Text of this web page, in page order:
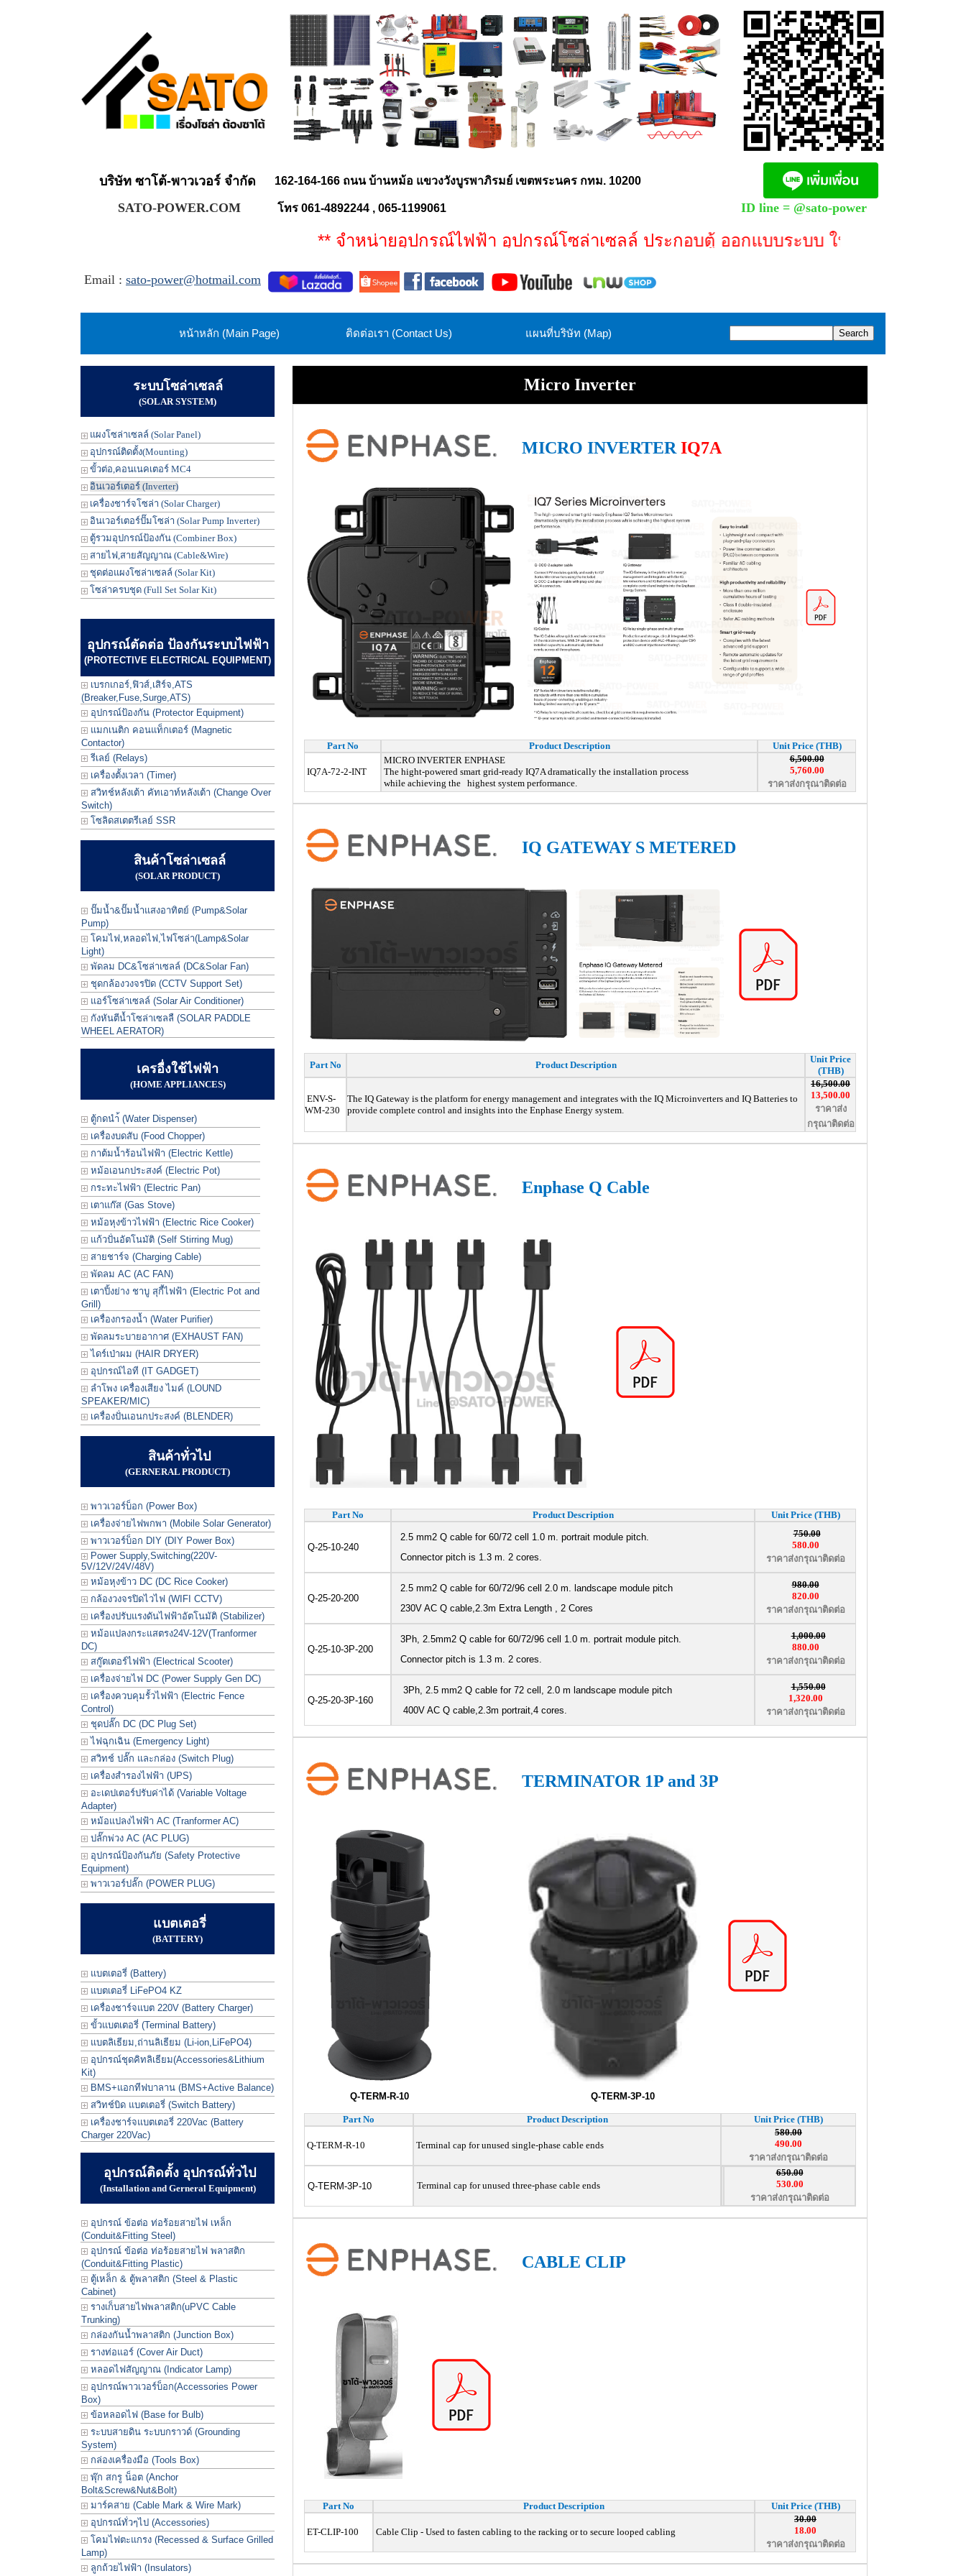
บริษัท ซาโต้-พาวเวอร์ จำกัด 162-164-166 ถนน บ้านหม้อ แขวงวังบูรพาภิรมย์ เขตพระนคร กทม. 10200
SATO-POWER.COM โทร 061-4892244 , 065-1199061 ID line = @sato-power
** จำหน่ายอุปกรณ์ไฟฟ้า อุปกรณ์โซล่าเซลล์ ประกอบตู้ ออกแบบระบบ ให้คำปรึกษา **
Email : sato-power@hotmail.com
หน้าหลัก (Main Page) ติดต่อเรา (Contact Us) แผนที่บริษัท (Map)
ระบบโซล่าเซลล์
(SOLAR SYSTEM)
แผงโซล่าเซลล์ (Solar Panel)
อุปกรณ์ติดตั้ง(Mounting)
ขั้วต่อ,คอนเนคเตอร์ MC4
อินเวอร์เตอร์ (Inverter)
เครื่องชาร์จโซล่า (Solar Charger)
อินเวอร์เตอร์ปั๊มโซล่า (Solar Pump Inverter)
ตู้รวมอุปกรณ์ป้องกัน (Combiner Box)
สายไฟ,สายสัญญาณ (Cable&Wire)
ชุดต่อแผงโซล่าเซลล์ (Solar Kit)
โซล่าครบชุด (Full Set Solar Kit)
อุปกรณ์ตัดต่อ ป้องกันระบบไฟฟ้า
(PROTECTIVE ELECTRICAL EQUIPMENT)
เบรกเกอร์,ฟิวส์,เสิร์จ,ATS
(Breaker,Fuse,Surge,ATS)
อุปกรณ์ป้องกัน (Protector Equipment)
แมกเนติก คอนแท็กเตอร์ (Magnetic
Contactor)
รีเลย์ (Relays)
เครื่องตั้งเวลา (Timer)
สวิทช์หลังเต้า คัทเอาท์หลังเต้า (Change Over
Switch)
โซลิดสเตตรีเลย์ SSR
สินค้าโซล่าเซลล์
(SOLAR PRODUCT)
ปั๊มน้ำ&ปั๊มน้ำแสงอาทิตย์ (Pump&Solar
Pump)
โคมไฟ,หลอดไฟ,ไฟโซล่า(Lamp&Solar
Light)
พัดลม DC&โซล่าเซลล์ (DC&Solar Fan)
ชุดกล้องวงจรปิด (CCTV Support Set)
แอร์โซล่าเซลล์ (Solar Air Conditioner)
กังหันตีน้ำโซล่าเซลลื (SOLAR PADDLE
WHEEL AERATOR)
เครอื่งใช้ไฟฟ้า
(HOME APPLIANCES)
ตู้กดนำ้ (Water Dispenser)
เครื่องบดสับ (Food Chopper)
กาต้มน้ำร้อนไฟฟ้า (Electric Kettle)
หม้อเอนกประสงค์ (Electric Pot)
กระทะไฟฟ้า (Electric Pan)
เตาแก๊ส (Gas Stove)
หม้อหุงข้าวไฟฟ้า (Electric Rice Cooker)
แก้วปั่นอัตโนมัติ (Self Stirring Mug)
สายชาร์จ (Charging Cable)
พัดลม AC (AC FAN)
เตาปิ้งย่าง ชาบู สุกี้ไฟฟ้า (Electric Pot and
Grill)
เครื่องกรองน้ำ (Water Purifier)
พัดลมระบายอากาศ (EXHAUST FAN)
ไดร์เป่าผม (HAIR DRYER)
อุปกรณ์ไอที (IT GADGET)
ลำโพง เครื่องเสียง ไมค์ (LOUND
SPEAKER/MIC)
เครื่องปั่นเอนกประสงค์ (BLENDER)
สินค้าทั่วไป
(GERNERAL PRODUCT)
พาวเวอร์บ็อก (Power Box)
เครื่องจ่ายไฟพกพา (Mobile Solar Generator)
พาวเวอร์บ็อก DIY (DIY Power Box)
Power Supply,Switching(220V-
5V/12V/24V/48V)
หม้อหุงข้าว DC (DC Rice Cooker)
กล้องวงจรปิดไวไฟ (WIFI CCTV)
เครื่องปรับแรงดันไฟฟ้าอัตโนมัติ (Stabilizer)
หม้อแปลงกระแสตรง24V-12V(Tranformer
DC)
สกู๊ตเตอร์ไฟฟ้า (Electrical Scooter)
เครื่องจ่ายไฟ DC (Power Supply Gen DC)
เครื่องควบคุมรั้วไฟฟ้า (Electric Fence
Control)
ชุดปลั๊ก DC (DC Plug Set)
ไฟฉุกเฉิน (Emergency Light)
สวิทช์ ปลั๊ก และกล่อง (Switch Plug)
เครื่องสำรองไฟฟ้า (UPS)
อะเดปเตอร์ปรับค่าได้ (Variable Voltage
Adapter)
หม้อแปลงไฟฟ้า AC (Tranformer AC)
ปลั๊กพ่วง AC (AC PLUG)
อุปกรณ์ป้องกันภัย (Safety Protective
Equipment)
พาวเวอร์ปลั๊ก (POWER PLUG)
แบตเตอรี่
(BATTERY)
แบตเตอรี่ (Battery)
แบตเตอรี่ LiFePO4 KZ
เครื่องชาร์จแบต 220V (Battery Charger)
ขั้วแบตเตอรี่ (Terminal Battery)
แบตลิเธียม,ถ่านลิเธียม (Li-ion,LiFePO4)
อุปกรณ์ชุดคิทลิเธียม(Accessories&Lithium
Kit)
BMS+แอกทีฟบาลาน (BMS+Active Balance)
สวิทช์บิด แบตเตอรี่ (Switch Battery)
เครื่องชาร์จแบตเตอรี่ 220Vac (Battery
Charger 220Vac)
อุปกรณ์ติดตั้ง อุปกรณ์ทั่วไป
(Installation and Gerneral Equipment)
อุปกรณ์ ข้อต่อ ท่อร้อยสายไฟ เหล็ก
(Conduit&Fitting Steel)
อุปกรณ์ ข้อต่อ ท่อร้อยสายไฟ พลาสติก
(Conduit&Fitting Plastic)
ตู้เหล็ก & ตู้พลาสติก (Steel & Plastic
Cabinet)
รางเก็บสายไฟพลาสติก(uPVC Cable
Trunking)
กล่องกันน้ำพลาสติก (Junction Box)
รางท่อแอร์ (Cover Air Duct)
หลอดไฟสัญญาณ (Indicator Lamp)
อุปกรณ์พาวเวอร์บ็อก(Accessories Power
Box)
ข้อหลอดไฟ (Base for Bulb)
ระบบสายดิน ระบบกราวด์ (Grounding
System)
กล่องเครื่องมือ (Tools Box)
พุ๊ก สกรู น็อต (Anchor
Bolt&Screw&Nut&Bolt)
มาร์คสาย (Cable Mark & Wire Mark)
อุปกรณ์ทั่วๆไป (Accessories)
โคมไฟตะแกรง (Recessed & Surface Grilled
Lamp)
ลูกถ้วยไฟฟ้า (Insulators)
Micro Inverter
MICRO INVERTER IQ7A
Part No Product Description Unit Price (THB)
IQ7A-72-2-INT
MICRO INVERTER ENPHASE
The hight-powered smart grid-ready IQ7A dramatically the installation process
while achieving the highest system performance.
6,500.00
5,760.00
ราคาส่งกรุณาติดต่อ
IQ GATEWAY S METERED
Part No Product Description
Unit Price
(THB)
ENV-S-
WM-230
The IQ Gateway is the platform for energy management and integrates with the IQ Microinverters and IQ Batteries to
provide complete control and insights into the Enphase Energy system.
16,500.00
13,500.00
ราคาส่ง
กรุณาติดต่อ
Enphase Q Cable
Part No Product Description Unit Price (THB)
Q-25-10-240
2.5 mm2 Q cable for 60/72 cell 1.0 m. portrait module pitch.
Connector pitch is 1.3 m. 2 cores.
750.00
580.00
ราคาส่งกรุณาติดต่อ
Q-25-20-200
2.5 mm2 Q cable for 60/72/96 cell 2.0 m. landscape module pitch
230V AC Q cable,2.3m Extra Length , 2 Cores
980.00
820.00
ราคาส่งกรุณาติดต่อ
Q-25-10-3P-200
3Ph, 2.5mm2 Q cable for 60/72/96 cell 1.0 m. portrait module pitch.
Connector pitch is 1.3 m. 2 cores.
1,000.00
880.00
ราคาส่งกรุณาติดต่อ
Q-25-20-3P-160
3Ph, 2.5 mm2 Q cable for 72 cell, 2.0 m landscape module pitch
400V AC Q cable,2.3m portrait,4 cores.
1,550.00
1,320.00
ราคาส่งกรุณาติดต่อ
TERMINATOR 1P and 3P
Q-TERM-R-10 Q-TERM-3P-10
Part No Product Description Unit Price (THB)
Q-TERM-R-10 Terminal cap for unused single-phase cable ends
580.00
490.00
ราคาส่งกรุณาติดต่อ
Q-TERM-3P-10 Terminal cap for unused three-phase cable ends
650.00
530.00
ราคาส่งกรุณาติดต่อ
CABLE CLIP
Part No Product Description Unit Price (THB)
ET-CLIP-100 Cable Clip - Used to fasten cabling to the racking or to secure looped cabling
30.00
18.00
ราคาส่งกรุณาติดต่อ